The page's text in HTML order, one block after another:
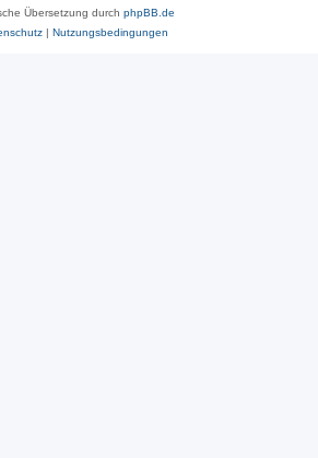
Übersetzung durch phpBB.de
| Nutzungsbedingungen